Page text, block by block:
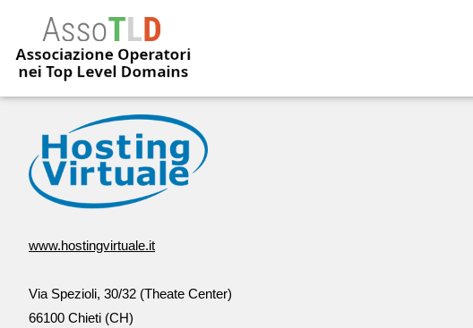
www.hostingvirtuale.it
Via Spezioli, 30/32 (Theate Center)
66100 Chieti (CH)